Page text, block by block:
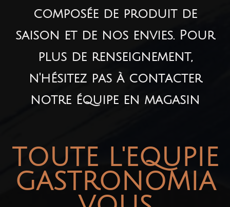
composée de produit de
saison et de nos envies. Pour
plus de renseignement,
n'hésitez pas à contacter
notre équipe en magasin
TOUTE L'EQUPIE
GASTRONOMIA